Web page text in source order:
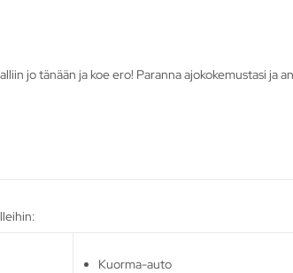
jo tänään ja koe ero! Paranna ajokokemustasi ja
Kuorma-auto